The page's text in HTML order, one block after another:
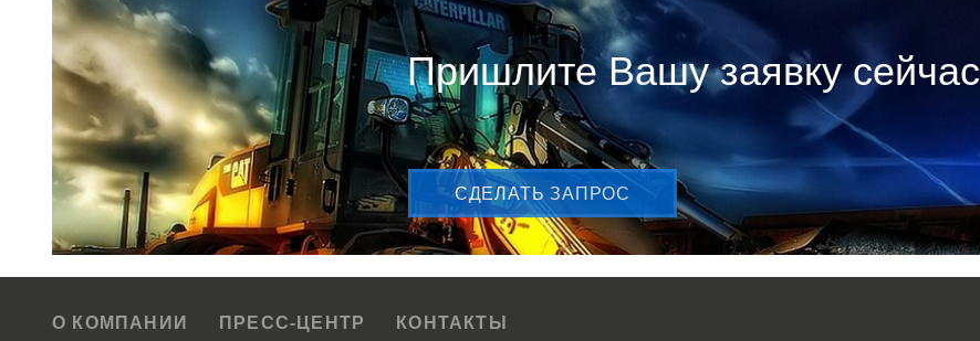
Пришлите Вашу заявку сейчас
CДЕЛАТЬ ЗАПРОС
О КОМПАНИИ ПРЕСС-ЦЕНТР КОНТАКТЫ